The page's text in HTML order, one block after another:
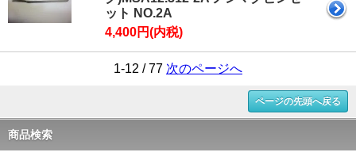
ット NO.2A
4,400円(内税)
1-12 / 77 次のページへ
ページの先頭へ戻る
商品検索